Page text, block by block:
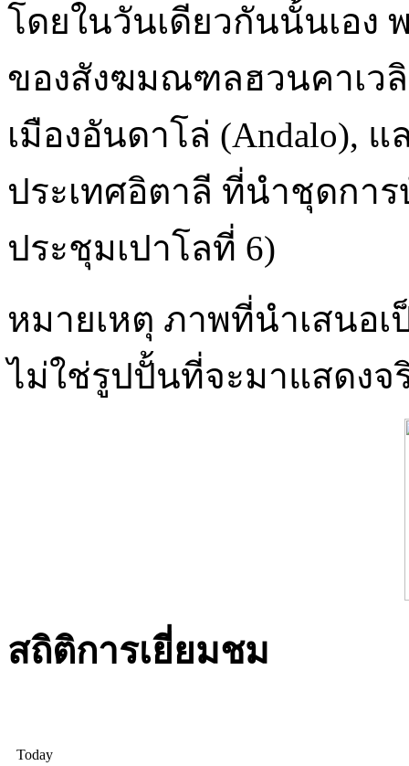
โดยในวันเดียวกันนั้นเอง
ของสังฆมณฑลฮวนคาเวลิก
เมืองอันดาโล่ (Andalo),
ประเทศอิตาลี ที่นำชุดการ
ประชุมเปาโลที่ 6)
หมายเหตุ ภาพที่นำเสนอ
ไม่ใช่รูปปั้นที่จะมาแสดงจ
สถิติการเยี่ยมชม
Today